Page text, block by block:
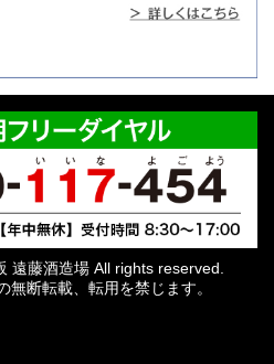
遠藤酒造場 All rights reserved.
無断転載、転用を禁じます。